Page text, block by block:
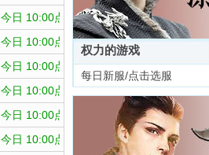
今日 10:00点
今日 10:00点
今日 10:00点
今日 10:00点
今日 10:00点
今日 10:00点
权力的游戏
每日新服/点击选服